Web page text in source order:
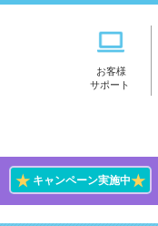
お客様
サポート
★キャンペーン実施中★